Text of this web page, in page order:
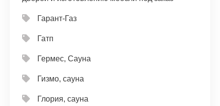
Гарант-Газ
Гатп
Гермес, Сауна
Гизмо, сауна
Глория, сауна